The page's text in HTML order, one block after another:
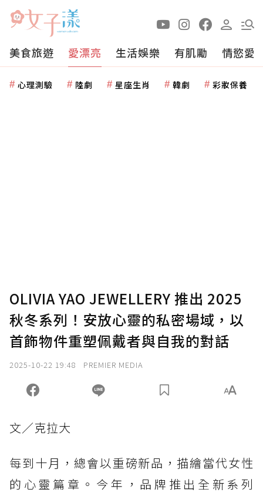
美食旅遊 愛漂亮 生活娛樂 有肌勵 情慾愛
心理測驗 陸劇 星座生肖 韓劇 彩妝保養
OLIVIA YAO JEWELLERY 推出 2025
秋冬系列！安放心靈的私密場域，以
首飾物件重塑佩戴者與自我的對話
2025-10-22 19:48 PREMIER MEDIA
文／克拉大
每到十月，總會以重磅新品，描繪當代女性
的心靈篇章。今年，品牌推出全新系列